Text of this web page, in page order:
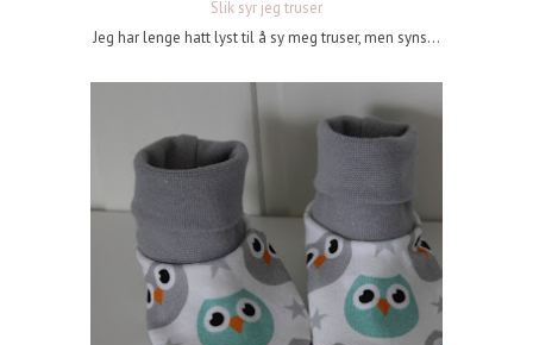
Slik syr jeg truser
Jeg har lenge hatt lyst til å sy meg truser, men syns...